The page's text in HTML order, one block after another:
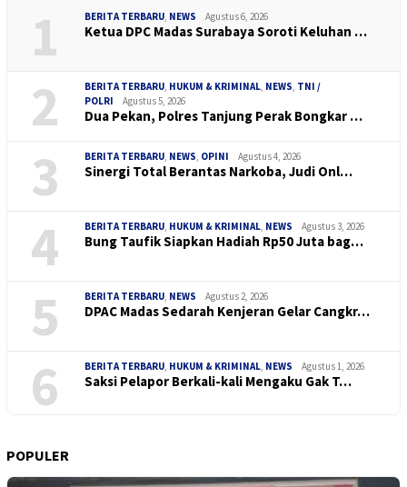
1 BERITA TERBARU NEWS Agustus 6, 2026
Ketua DPC Madas Surabaya Soroti Keluhan …
2 BERITA TERBARU HUKUM & KRIMINAL NEWS TNI /
POLRI
Agustus 5, 2026
Dua Pekan, Polres Tanjung Perak Bongkar …
3 BERITA TERBARU NEWS OPINI Agustus 4, 2026
Sinergi Total Berantas Narkoba, Judi Onl…
4 BERITA TERBARU HUKUM & KRIMINAL NEWS Agustus 3, 2026
Bung Taufik Siapkan Hadiah Rp50 Juta bag…
5 BERITA TERBARU NEWS Agustus 2, 2026
DPAC Madas Sedarah Kenjeran Gelar Cangkr…
6 BERITA TERBARU HUKUM & KRIMINAL NEWS Agustus 1, 2026
Saksi Pelapor Berkali-kali Mengaku Gak T…
POPULER